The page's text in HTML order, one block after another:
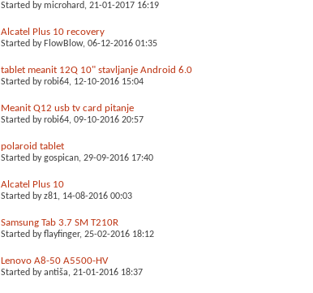
Started bymicrohard, 21-01-2017 16:19
Alcatel Plus 10 recovery
Started by FlowBlow, 06-12-2016 01:35
tablet meanit 12Q 10" stavljanje Android 6.0
Started byrobi64, 12-10-2016 15:04
Meanit Q12 usb tv card pitanje
Started byrobi64, 09-10-2016 20:57
polaroid tablet
Started bygospican, 29-09-2016 17:40
Alcatel Plus 10
Started byz81, 14-08-2016 00:03
Samsung Tab 3.7 SM T210R
Started byflayfinger, 25-02-2016 18:12
Lenovo A8-50 A5500-HV
Started byantiša, 21-01-2016 18:37